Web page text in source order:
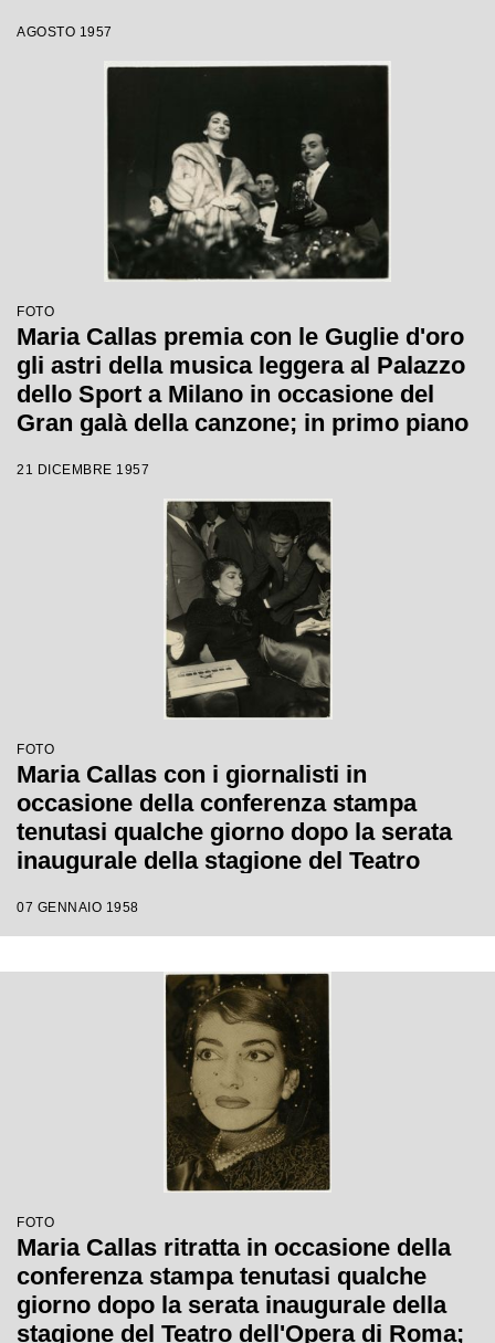
AGOSTO 1957
FOTO
Maria Callas premia con le Guglie d'oro
gli astri della musica leggera al Palazzo
dello Sport a Milano in occasione del
Gran galà della canzone; in primo piano
21 DICEMBRE 1957
FOTO
Maria Callas con i giornalisti in
occasione della conferenza stampa
tenutasi qualche giorno dopo la serata
inaugurale della stagione del Teatro
interpretava la Norma di Bellini, alla fine
causa di una brutta raucedine e non
rientrò in scena
07 GENNAIO 1958
FOTO
Maria Callas ritratta in occasione della
conferenza stampa tenutasi qualche
giorno dopo la serata inaugurale della
stagione del Teatro dell'Opera di Roma;